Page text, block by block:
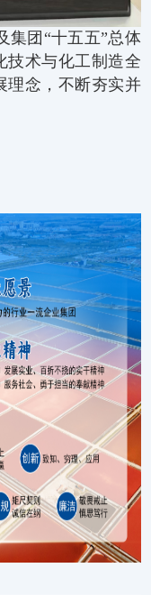
集团“十五五”总体
技术与化工制造全
理念，不断夯实并